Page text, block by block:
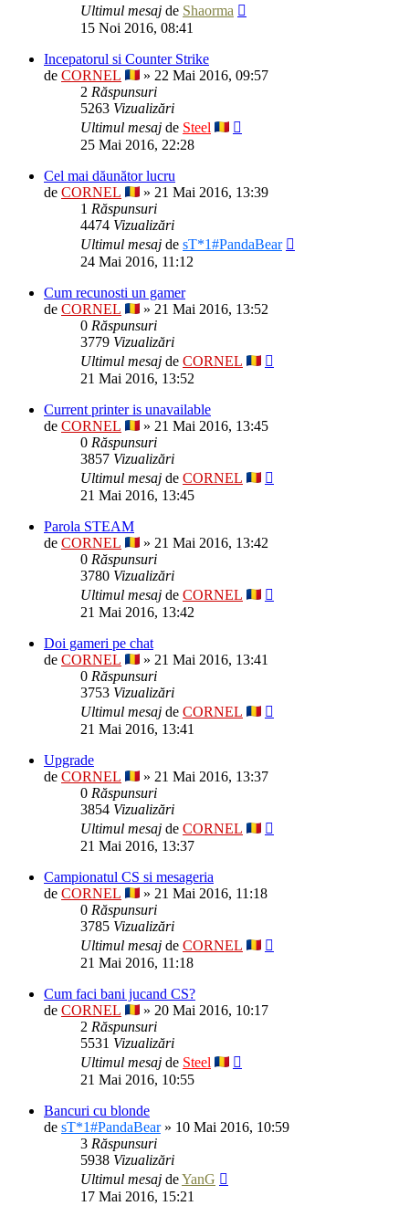
Ultimul mesaj de Shaorma
15 Noi 2016, 08:41
Incepatorul si Counter Strike
de CORNEL
» 22 Mai 2016, 09:57
2 Răspunsuri
5263 Vizualizări
Ultimul mesaj de Steel
25 Mai 2016, 22:28
Cel mai dăunător lucru
de CORNEL
» 21 Mai 2016, 13:39
1 Răspunsuri
4474 Vizualizări
Ultimul mesaj de sT*1#PandaBear
24 Mai 2016, 11:12
Cum recunosti un gamer
de CORNEL
» 21 Mai 2016, 13:52
0 Răspunsuri
3779 Vizualizări
Ultimul mesaj de CORNEL
21 Mai 2016, 13:52
Current printer is unavailable
de CORNEL
» 21 Mai 2016, 13:45
0 Răspunsuri
3857 Vizualizări
Ultimul mesaj de CORNEL
21 Mai 2016, 13:45
Parola STEAM
de CORNEL
» 21 Mai 2016, 13:42
0 Răspunsuri
3780 Vizualizări
Ultimul mesaj de CORNEL
21 Mai 2016, 13:42
Doi gameri pe chat
de CORNEL
» 21 Mai 2016, 13:41
0 Răspunsuri
3753 Vizualizări
Ultimul mesaj de CORNEL
21 Mai 2016, 13:41
Upgrade
de CORNEL
» 21 Mai 2016, 13:37
0 Răspunsuri
3854 Vizualizări
Ultimul mesaj de CORNEL
21 Mai 2016, 13:37
Campionatul CS si mesageria
de CORNEL
» 21 Mai 2016, 11:18
0 Răspunsuri
3785 Vizualizări
Ultimul mesaj de CORNEL
21 Mai 2016, 11:18
Cum faci bani jucand CS?
de CORNEL
» 20 Mai 2016, 10:17
2 Răspunsuri
5531 Vizualizări
Ultimul mesaj de Steel
21 Mai 2016, 10:55
Bancuri cu blonde
de sT*1#PandaBear» 10 Mai 2016, 10:59
3 Răspunsuri
5938 Vizualizări
Ultimul mesaj deYanG
17 Mai 2016, 15:21